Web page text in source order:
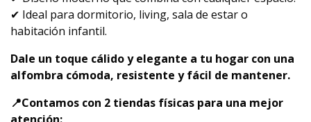
✔ Ideal para dormitorio, living, sala de estar o
habitación infantil.
Dale un toque cálido y elegante a tu hogar con una
alfombra cómoda, resistente y fácil de mantener.
📍Contamos con 2 tiendas físicas para una mejor
atención: